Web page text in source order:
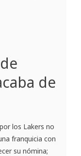
de
los Lakers no
franquicia con
su nómina;